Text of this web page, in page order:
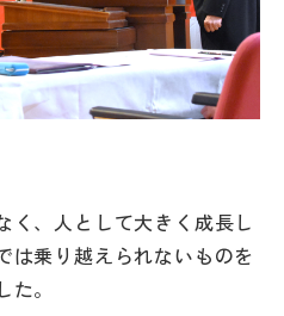
く、人として大きく成長し
は乗り越えられないものを
。